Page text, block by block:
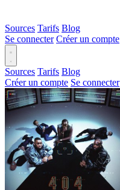
Sources Tarifs Blog
Se connecter Créer un compte
Sources Tarifs Blog
Créer un compte Se connecter